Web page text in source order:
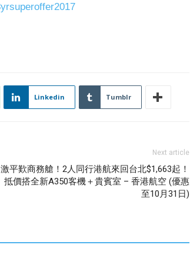
Linkedin Tumblr
Next article
激平歎商務艙！2人同行港航來回台北$1,663起！
抵價搭全新A350客機＋貴賓室 – 香港航空 (優惠
至10月31日)